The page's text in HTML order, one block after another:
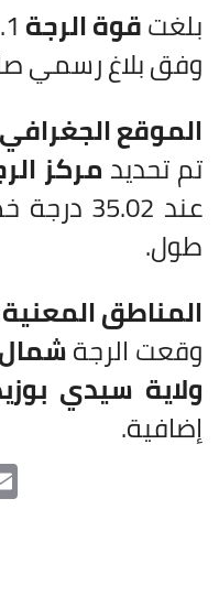
بلغتقوة الرجة
وفق بلاغ رسمي
الموقع الجغرافي
تم تحديد مركز
طول.
المناطق المعنية
وقعت الرجة
ولاية سيدي
إضافية.